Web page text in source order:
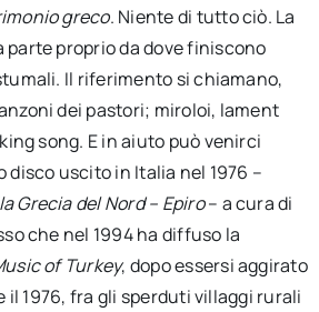
greco. Niente di tutto ciò. La
proprio da dove finiscono
Il riferimento si chiamano,
dei pastori; miroloi, lament
song. E in aiuto può venirci
uscito in Italia nel 1976 –
Grecia del Nord – Epiro– a cura di
che nel 1994 ha diffuso la
of Turkey, dopo essersi aggirato
il 1976, fra gli sperduti villaggi rurali